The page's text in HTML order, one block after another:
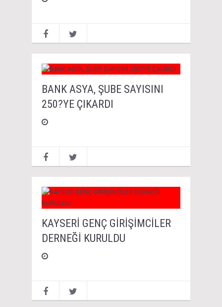
BANK ASYA, ŞUBE SAYISINI
250?YE ÇIKARDI
KAYSERİ GENÇ GİRİŞİMCİLER
DERNEĞİ KURULDU